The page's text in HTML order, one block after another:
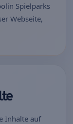
Spielparks
Webseite,
Inhalte auf